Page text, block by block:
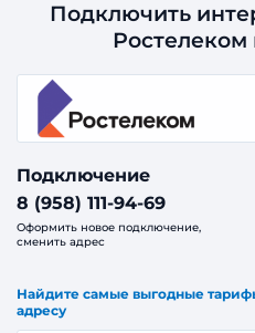
Подключить
Ростелеком
Подключение
8 (958) 111-94-69
Оформить новое подключение,
сменить адрес
Найдите самые выгодные
адресу